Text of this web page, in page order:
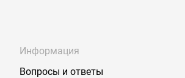
Информация
Вопросы и ответы